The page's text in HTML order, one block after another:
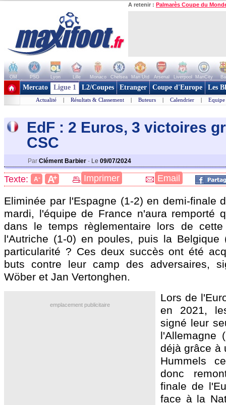
A retenir : Palmarès Coupe du
OM PSG Lyon Lille Monaco Chelsea Man Utd Arsenal Liverpool ManCity
+ de clubs
Mercato Ligue 1 L2/Coupes Etranger Coupe d'Europe Les
Actualité | Résultats & Classement | Buteurs | Calendrier | Equipe
EdF : 2 Euros, 3 victoires
CSC
Par Clément Barbier - Le 09/07/2024
Texte: A- A+ Imprimer Email
Eliminée par l'Espagne (1-2) en demi-finale
mardi, l'équipe de France n'aura remporté
dans le temps règlementaire lors de
l'Autriche (1-0) en poules, puis la Belgique
particularité ? Ces deux succès ont été
buts contre leur camp des adversaires,
Wöber et Jan Vertonghen.
emplacement publicitaire
Lors de
en 2021,
signé leur
l'Allemagne
déjà grâce à
Hummels
donc
finale de
face à la